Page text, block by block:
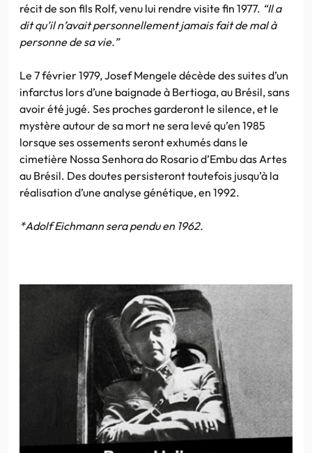
récit de son fils Rolf, venu lui rendre visite fin 1977. “Il a
dit qu’il n’avait personnellement jamais fait de mal à
personne de sa vie.”
Le 7 février 1979, Josef Mengele décède des suites d’un
infarctus lors d’une baignade à Bertioga, au Brésil, sans
avoir été jugé. Ses proches garderont le silence, et le
mystère autour de sa mort ne sera levé qu’en 1985
lorsque ses ossements seront exhumés dans le
cimetière Nossa Senhora do Rosario d’Embu das Artes
au Brésil. Des doutes persisteront toutefois jusqu’à la
réalisation d’une analyse génétique, en 1992.
*Adolf Eichmann sera pendu en 1962.